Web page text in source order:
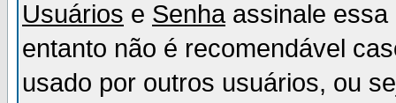
Usuários e Senhaassinale essa
entanto não é recomendável
usado por outros usuários, ou